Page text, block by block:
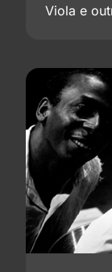
Viola e